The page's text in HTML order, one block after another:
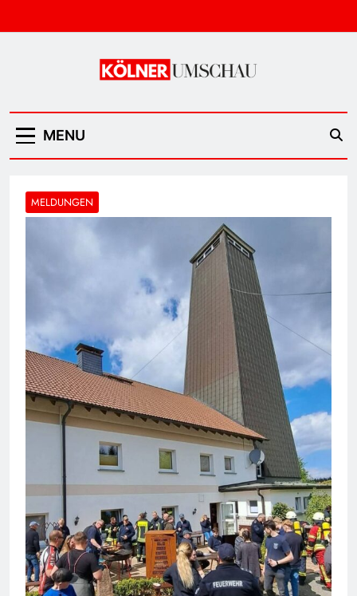
to
Kölner Umschau
MENU
MELDUNGEN